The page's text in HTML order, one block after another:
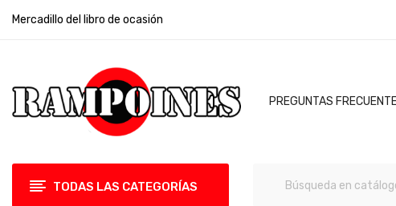
Mercadillo del libro de ocasión
PREGUNTAS
TODAS LAS CATEGORÍAS